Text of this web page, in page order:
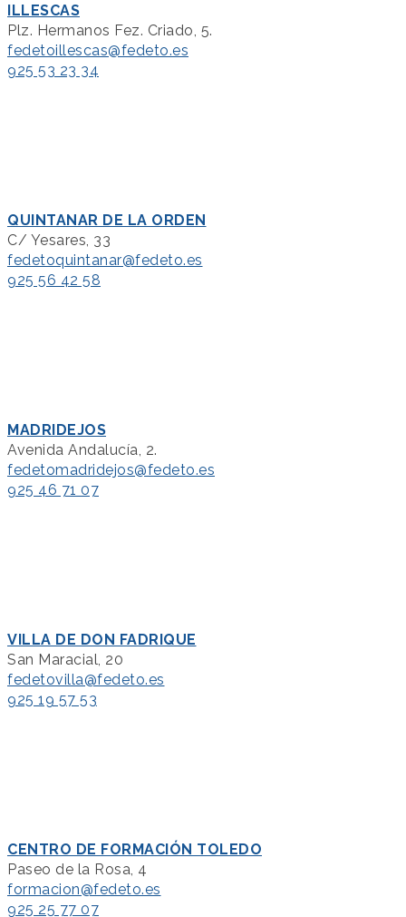
ILLESCAS
Plz. Hermanos Fez. Criado, 5.
fedetoillescas@fedeto.es
925 53 23 34
QUINTANAR DE LA ORDEN
C/ Yesares, 33
fedetoquintanar@fedeto.es
925 56 42 58
MADRIDEJOS
Avenida Andalucía, 2.
fedetomadridejos@fedeto.es
925 46 71 07
VILLA DE DON FADRIQUE
San Maracial, 20
fedetovilla@fedeto.es
925 19 57 53
CENTRO DE FORMACIÓN TOLEDO
Paseo de la Rosa, 4
formacion@fedeto.es
925 25 77 07